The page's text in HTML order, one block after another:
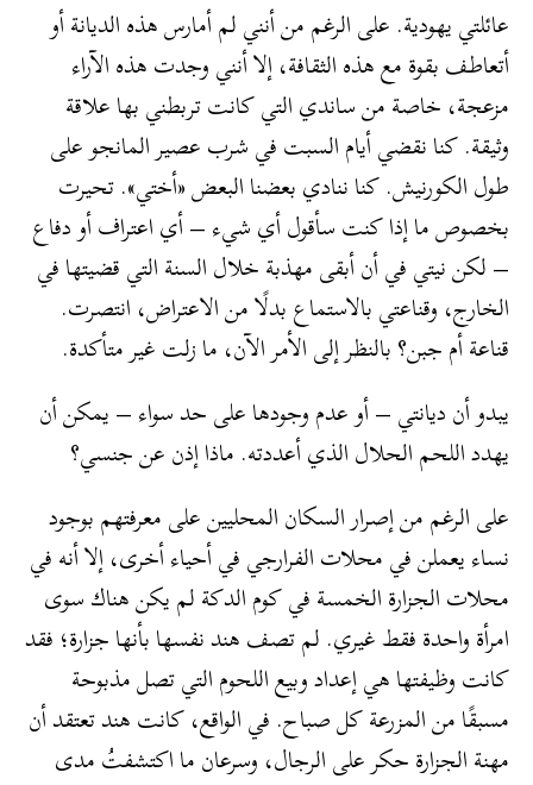
عائلتي يهودية. على الرغم من أنني لم أمارس هذه الديانة أو
أتعاطف بقوة مع هذه الثقافة، إلا أنني وجدت هذه الآراء
مزعجة، خاصة من ساندي التي كانت تربطني بها علاقة
وثيقة. كنا نقضي أيام السبت في شرب عصير المانجو على
طول الكورنيش. كنا ننادي بعضنا البعض «أختي». تحيرت
بخصوص ما إذا كنت سأقول أي شيء – أي اعتراف أو دفاع
– لكن نيتي في أن أبقى مهذبة خلال السنة التي قضيتها في
الخارج، وقناعتي بالاستماع بدلًا من الاعتراض، انتصرت.
قناعة أم جبن؟ بالنظر إلى الأمر الآن، ما زلت غير متأكدة.
يبدو أن ديانتي – أو عدم وجودها على حد سواء – يمكن أن
يهدد اللحم الحلال الذي أعددته. ماذا إذن عن جنسي؟
على الرغم من إصرار السكان المحليين على معرفتهم بوجود
نساء يعملن في محلات الفرارجي في أحياء أخرى، إلا أنه في
محلات الجزارة الخمسة في كوم الدكة لم يكن هناك سوى
امرأة واحدة فقط غيري. لم تصف هند نفسها بأنها جزارة؛ فقد
كانت وظيفتها هي إعداد وبيع اللحوم التي تصل مذبوحة
مسبقًا من المزرعة كل صباح. في الواقع، كانت هند تعتقد أن
مهنة الجزارة حكر على الرجال، وسرعان ما اكتشفتُ مدى